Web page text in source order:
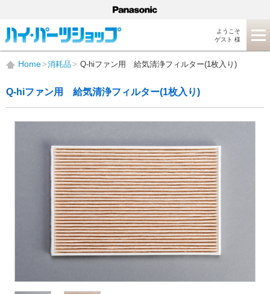
ようこそ
ゲスト 様
Home 消耗品 Q-hiファン用 給気清浄フィルター(1枚入り)
Q-hiファン用 給気清浄フィルター(1枚入り)